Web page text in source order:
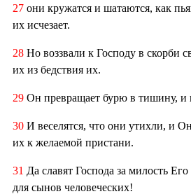
27 они кружатся и шатаются, как
их исчезает.
28 Но воззвали к Господу в скорби
их из бедствия их.
29 Он превращает бурю в тишину, и
30 И веселятся, что они утихли, и
их к желаемой пристани.
31 Да славят Господа за милость
для сынов человеческих!